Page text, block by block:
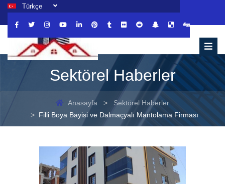
Türkçe
Sektörel Haberler
Anasayfa
Sektörel Haberler
Filli Boya Bayisi ve Dalmaçyalı Mantolama Firması